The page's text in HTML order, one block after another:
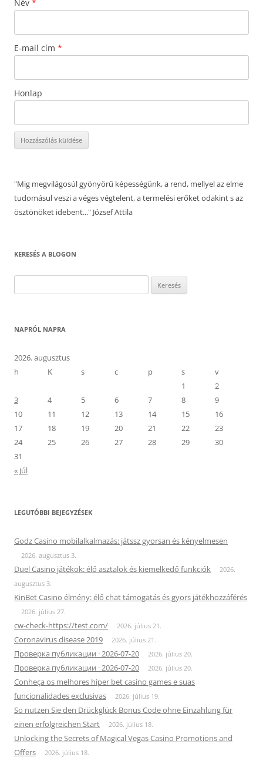
Név *
E-mail cím *
Honlap
"Mig megvilágosúl gyönyörű képességünk, a rend, mellyel az elme
tudomásul veszi a véges végtelent, a termelési erőket odakint s az
ösztönöket idebent..." József Attila
KERESÉS A BLOGON
NAPRÓL NAPRA
2026. augusztus
h
K s c p s
v
1
2
3
4 5 6 7 8
9
10
11 12 13 14 15
16
17
18 19 20 21 22
23
24
25 26 27 28 29
30
31
« júl
LEGUTÓBBI BEJEGYZÉSEK
Godz Casino mobilalkalmazás: játssz gyorsan és kényelmesen
2026. augusztus 3.
Duel Casino játékok: élő asztalok és kiemelkedő funkciók
2026.
augusztus 3.
KinBet Casino élmény: élő chat támogatás és gyors játékhozzáférés
2026. július 27.
cw-check-https://test.com/ 2026. július 21.
Coronavirus disease 2019 2026. július 21.
Проверка публикации · 2026-07-20 2026. július 20.
Проверка публикации · 2026-07-20 2026. július 20.
Conheça os melhores hiper bet casino games e suas
funcionalidades exclusivas
2026. július 19.
So nutzen Sie den Drückglück Bonus Code ohne Einzahlung für
einen erfolgreichen Start
2026. július 18.
Unlocking the Secrets of Magical Vegas Casino Promotions and
Offers
2026. július 18.